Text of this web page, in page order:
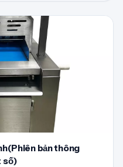
bản thông
số)